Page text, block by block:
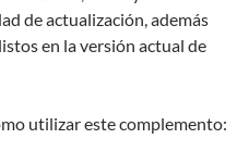
de actualización, además
en la versión actual de
utilizar este complemento: